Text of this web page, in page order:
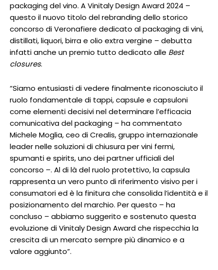
packaging del vino. A Vinitaly Design Award 2024 –
questo il nuovo titolo del rebranding dello storico
concorso di Veronafiere dedicato al packaging di vini,
distillati, liquori, birra e olio extra vergine – debutta
infatti anche un premio tutto dedicato alle Best
closures.
“Siamo entusiasti di vedere finalmente riconosciuto il
ruolo fondamentale di tappi, capsule e capsuloni
come elementi decisivi nel determinare l’efficacia
comunicativa del packaging – ha commentato
Michele Moglia, ceo di Crealis, gruppo internazionale
leader nelle soluzioni di chiusura per vini fermi,
spumanti e spirits, uno dei partner ufficiali del
concorso –. Al di là del ruolo protettivo, la capsula
rappresenta un vero punto di riferimento visivo per i
consumatori ed è la finitura che consolida l’identità e il
posizionamento del marchio. Per questo – ha
concluso – abbiamo suggerito e sostenuto questa
evoluzione di Vinitaly Design Award che rispecchia la
crescita di un mercato sempre più dinamico e a
valore aggiunto”.